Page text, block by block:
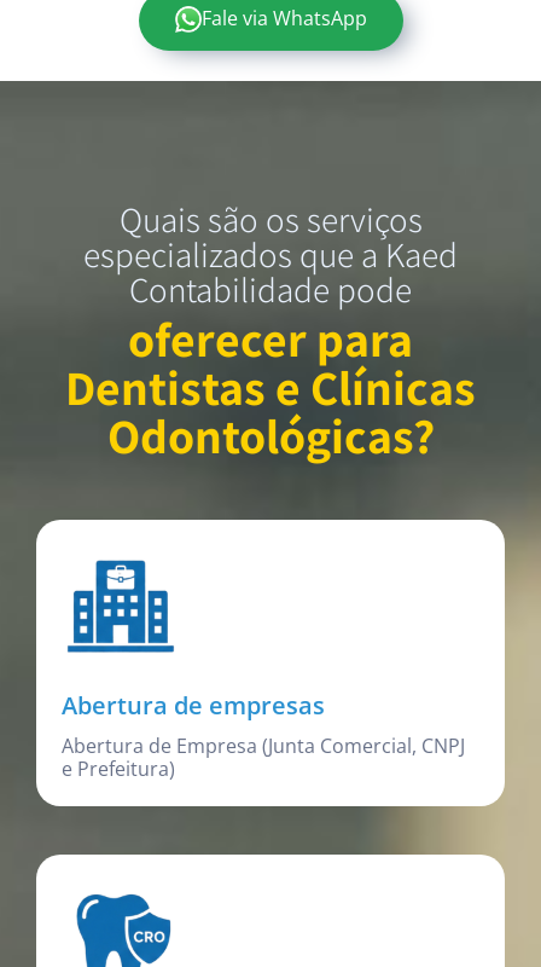
Fale via WhatsApp
Quais são os serviços
especializados que a Kaed
Contabilidade pode
oferecer para
Dentistas e Clínicas
Odontológicas?
Abertura de empresas
Abertura de Empresa (Junta Comercial, CNPJ
e Prefeitura)